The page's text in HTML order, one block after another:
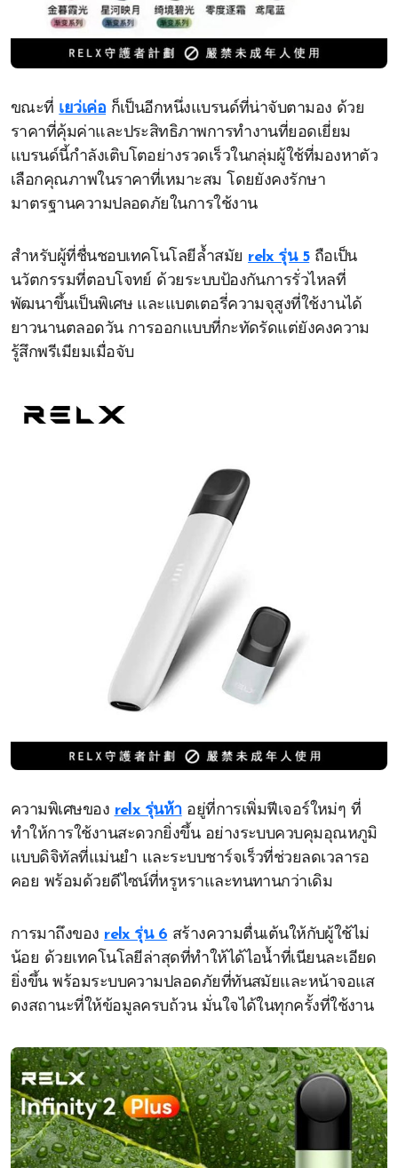
ขณะที่ เยว่เค่อ ก็เป็นอีกหนึ่งแบรนด์ที่น่าจับตามอง ด้วย
ราคาที่คุ้มค่าและประสิทธิภาพการทำงานที่ยอดเยี่ยม
แบรนด์นี้กำลังเติบโตอย่างรวดเร็วในกลุ่มผู้ใช้ที่มองหาตัว
เลือกคุณภาพในราคาที่เหมาะสม โดยยังคงรักษา
มาตรฐานความปลอดภัยในการใช้งาน
สำหรับผู้ที่ชื่นชอบเทคโนโลยีล้ำสมัย relx รุ่น 5ถือเป็น
นวัตกรรมที่ตอบโจทย์ ด้วยระบบป้องกันการรั่วไหลที่
พัฒนาขึ้นเป็นพิเศษ และแบตเตอรี่ความจุสูงที่ใช้งานได้
ยาวนานตลอดวัน การออกแบบที่กะทัดรัดแต่ยังคงความ
รู้สึกพรีเมียมเมื่อจับ
ความพิเศษของ relx รุ่นห้าอยู่ที่การเพิ่มฟีเจอร์ใหม่ๆ ที่
ทำให้การใช้งานสะดวกยิ่งขึ้น อย่างระบบควบคุมอุณหภูมิ
แบบดิจิทัลที่แม่นยำ และระบบชาร์จเร็วที่ช่วยลดเวลารอ
คอย พร้อมด้วยดีไซน์ที่หรูหราและทนทานกว่าเดิม
การมาถึงของ relx รุ่น 6 สร้างความตื่นเต้นให้กับผู้ใช้ไม่
น้อย ด้วยเทคโนโลยีล่าสุดที่ทำให้ได้ไอน้ำที่เนียนละเอียด
ยิ่งขึ้น พร้อมระบบความปลอดภัยที่ทันสมัยและหน้าจอแส
ดงสถานะที่ให้ข้อมูลครบถ้วน มั่นใจได้ในทุกครั้งที่ใช้งาน